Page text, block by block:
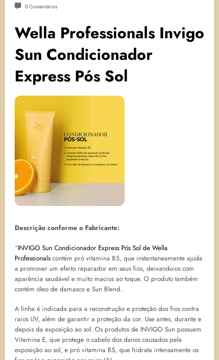
0 Comentários
Wella Professionals Invigo
Sun Condicionador
Express Pós Sol
Descrição conforme o Fabricante:
“INVIGO Sun Condicionador Express Pós Sol de Wella
Professionals contém pró vitamina B5, que instantaneamente ajuda
a promover um efeito reparador em seus fios, deixando-os com
aparência saudável e muito macios ao toque. O produto também
contém óleo de damasco e Sun Blend.
A linha é indicada para a reconstrução e proteção dos fios contra
raios UV, além de garantir a proteção da cor. Use antes, durante e
depois da exposição ao sol. Os produtos de INVIGO Sun possuem
Vitamina E, que protege o cabelo dos danos causados pela
exposição ao sol, e pró vitamina B5, que hidrata intensamente os